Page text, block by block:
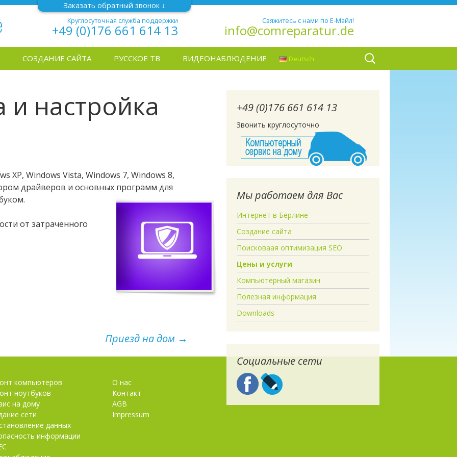
Заказать обратный звонок
Круглосуточная служба поддержки
+49 (0)176 661 614 13
Свяжитесь с нами по Е-Майл!
info@comreparatur.de
СОЗДАНИЕ САЙТА РУССКОЕ ТВ ВИДЕОНАБЛЮДЕНИЕ Deutsch Найти:
и настройка
XP, Windows Vista, Windows 7, Windows 8,
драйверов и основных программ для
от затраченного
Приезд на дом →
+49 (0)176 661 614 13
Звонить круглосуточно
Мы работаем для Вас
Интернет в Берлине
Создание сайта
Поисковаая оптимизация SEO
Цены и услуги
Компьютерный магазин
Полезная информация
Downloads
Социальные сети
компьютеров
ноутбуков
на дому
сети
данных
информации
О нас
Контакт
AGB
Impressum